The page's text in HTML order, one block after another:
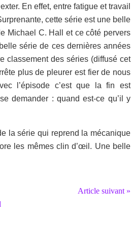
En effet, entre fatigue et travail
cette série est une belle
Michael C. Hall et ce côté pervers
série de ces dernières années
classement des séries (diffusé cet
plus de pleurer est fier de nous
l’épisode c’est que la fin est
demander : quand est-ce qu’il y
la série qui reprend la mécanique
les mêmes clin d’œil. Une belle
Article suivant »